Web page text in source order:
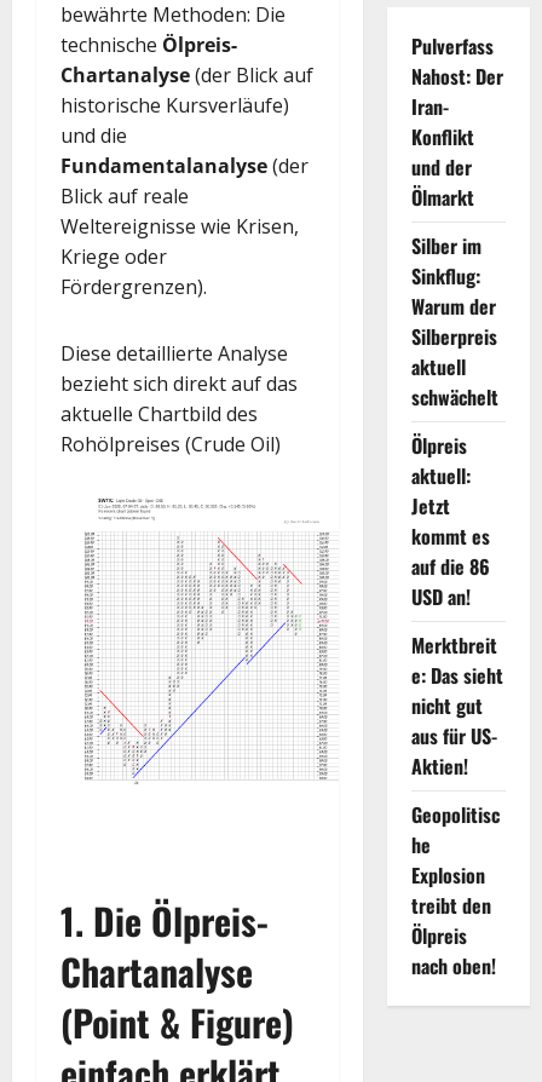
bewährte Methoden: Die
technische Ölpreis-
Chartanalyse(der Blick auf
historische Kursverläufe)
Fundamentalanalyse(der
Blick auf reale
Weltereignisse wie Krisen,
Kriege oder
Fördergrenzen).
Diese detaillierte Analyse
bezieht sich direkt auf das
aktuelle Chartbild des
Rohölpreises (Crude Oil)
1. Die Ölpreis-
Chartanalyse
(Point & Figure)
Pulverfass
Nahost: Der
Iran-
Konflikt
und der
Ölmarkt
Silber im
Sinkflug:
Warum der
Silberpreis
aktuell
schwächelt
Ölpreis
aktuell:
Jetzt
kommt es
auf die 86
USD an!
Merktbreit
e: Das sieht
nicht gut
aus für US-
Aktien!
Geopolitisc
he
Explosion
treibt den
Ölpreis
nach oben!